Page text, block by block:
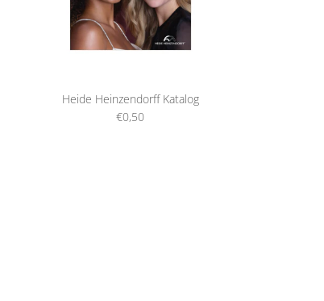
Heide Heinzendorff Katalog
€0,50